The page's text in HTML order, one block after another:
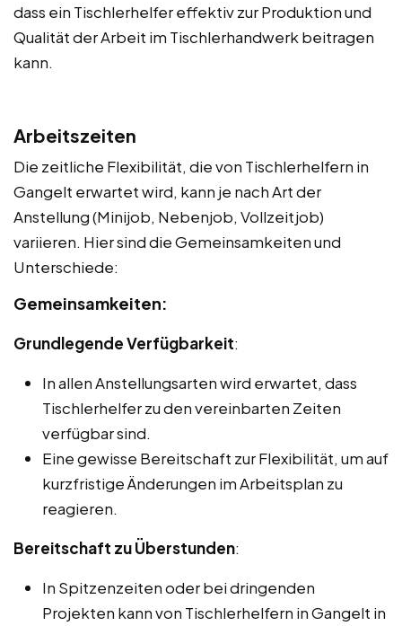
dass ein Tischlerhelfer effektiv zur Produktion und
Qualität der Arbeit im Tischlerhandwerk beitragen
kann.
Arbeitszeiten
Die zeitliche Flexibilität, die von Tischlerhelfern in
Gangelt erwartet wird, kann je nach Art der
Anstellung (Minijob, Nebenjob, Vollzeitjob)
variieren. Hier sind die Gemeinsamkeiten und
Unterschiede:
Gemeinsamkeiten:
Grundlegende Verfügbarkeit:
In allen Anstellungsarten wird erwartet, dass
Tischlerhelfer zu den vereinbarten Zeiten
verfügbar sind.
Eine gewisse Bereitschaft zur Flexibilität, um auf
kurzfristige Änderungen im Arbeitsplan zu
reagieren.
Bereitschaft zu Überstunden:
In Spitzenzeiten oder bei dringenden
Projekten kann von Tischlerhelfern in Gangelt in